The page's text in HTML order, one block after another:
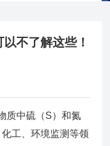
不了解这些！
中硫（S）和氮
工、环境监测等领